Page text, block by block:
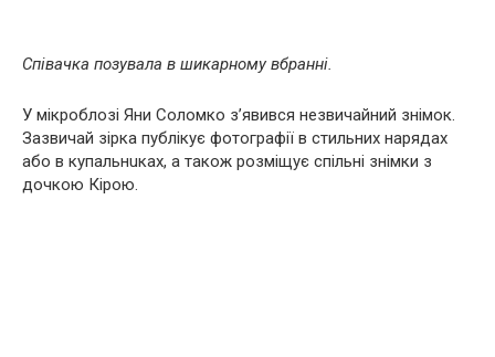
Співачка позувала в шикарному вбранні.
У мікроблозі Яни Соломко з’явився незвичайний знімок.
Зазвичай зірка публікує фотографії в стильних нарядах
або в кyпальнuках, а також розміщує спільні знімки з
дочкою Кірою.